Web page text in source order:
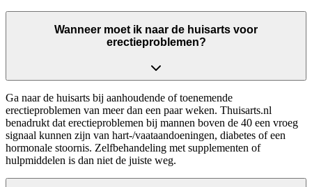
Wanneer moet ik naar de huisarts voor
erectieproblemen?
Ga naar de huisarts bij aanhoudende of toenemende
erectieproblemen van meer dan een paar weken. Thuisarts.nl
benadrukt dat erectieproblemen bij mannen boven de 40 een vroeg
signaal kunnen zijn van hart-/vaataandoeningen, diabetes of een
hormonale stoornis. Zelfbehandeling met supplementen of
hulpmiddelen is dan niet de juiste weg.